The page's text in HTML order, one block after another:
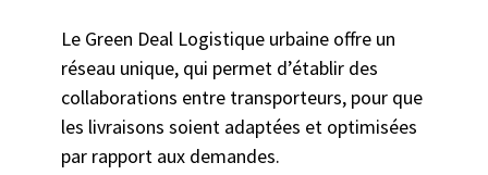
Le Green Deal Logistique urbaine offre un
réseau unique, qui permet d’établir des
collaborations entre transporteurs, pour que
les livraisons soient adaptées et optimisées
par rapport aux demandes.